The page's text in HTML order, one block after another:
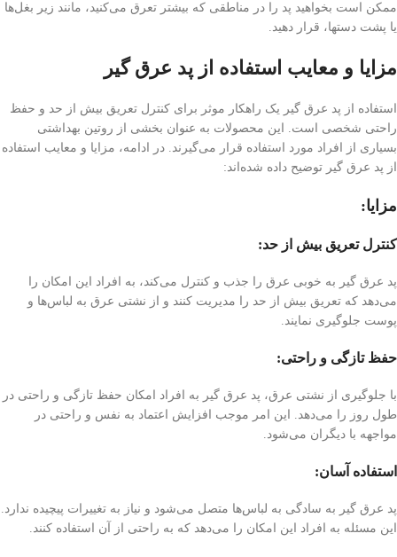
ممکن است بخواهید پد را در مناطقی که بیشتر تعرق می‌کنید، مانند زیر بغل‌ها
یا پشت دستها، قرار دهید.
مزایا و معایب استفاده از پد عرق گیر
استفاده از پد عرق گیر یک راهکار موثر برای کنترل تعریق بیش از حد و حفظ
راحتی شخصی است. این محصولات به عنوان بخشی از روتین بهداشتی
بسیاری از افراد مورد استفاده قرار می‌گیرند. در ادامه، مزایا و معایب استفاده
از پد عرق گیر توضیح داده شده‌اند:
مزایا:
کنترل تعریق بیش از حد:
پد عرق گیر به خوبی عرق را جذب و کنترل می‌کند، به افراد این امکان را
می‌دهد که تعریق بیش از حد را مدیریت کنند و از نشتی عرق به لباس‌ها و
پوست جلوگیری نمایند.
حفظ تازگی و راحتی:
با جلوگیری از نشتی عرق، پد عرق گیر به افراد امکان حفظ تازگی و راحتی در
طول روز را می‌دهد. این امر موجب افزایش اعتماد به نفس و راحتی در
مواجهه با دیگران می‌شود.
استفاده آسان:
پد عرق گیر به سادگی به لباس‌ها متصل می‌شود و نیاز به تغییرات پیچیده ندارد.
این مسئله به افراد این امکان را می‌دهد که به راحتی از آن استفاده کنند.